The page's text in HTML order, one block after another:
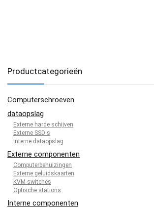
Productcategorieën
Computerschroeven
dataopslag
Externe harde schijven
Externe SSD's
Interne dataopslag
Externe componenten
Computerbehuizingen
Externe geluidskaarten
KVM-switches
Optische stations
Interne componenten